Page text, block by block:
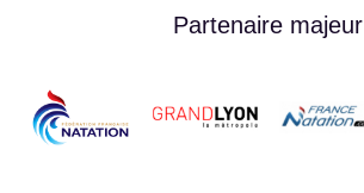
Partenaire majeur